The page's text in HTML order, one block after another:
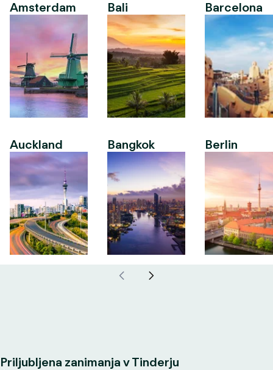
Amsterdam
Auckland
Bali
Bangkok
Barcelona
Berlin
Priljubljena zanimanja v Tinderju